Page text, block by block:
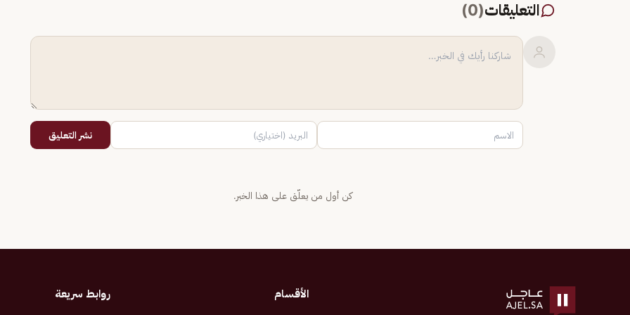
التعليقات(
0
)
نشر التعليق
كن أول من يعلّق على هذا الخبر.
الأقسام روابط سريعة